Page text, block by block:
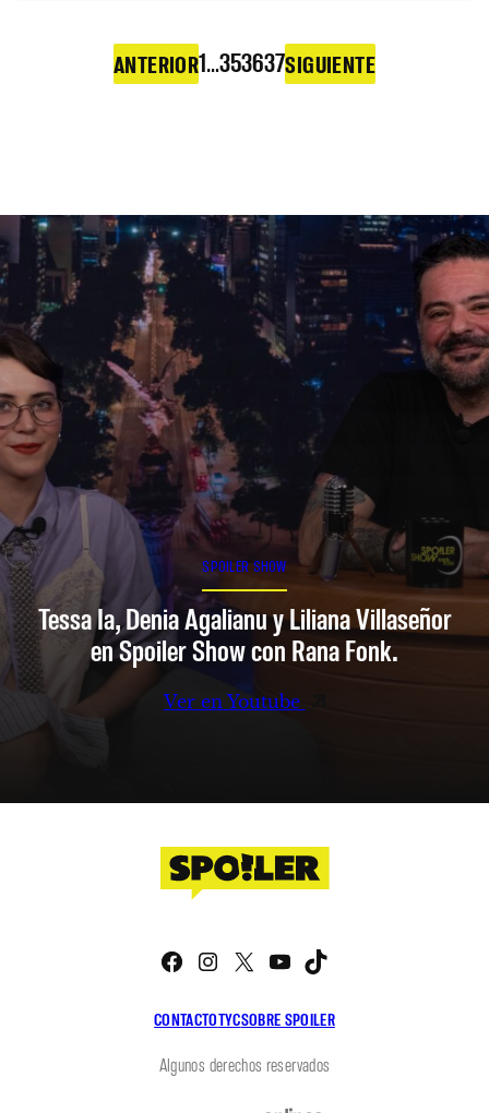
ANTERIOR1…353637SIGUIENTE
SPOILER SHOW
Tessa Ia, Denia Agalianu y Liliana Villaseñor
en Spoiler Show con Rana Fonk.
Ver en Youtube
CONTACTOTYCSOBRE SPOILER
Facebook
Instagram
X YouTube
Algunos derechos reservados